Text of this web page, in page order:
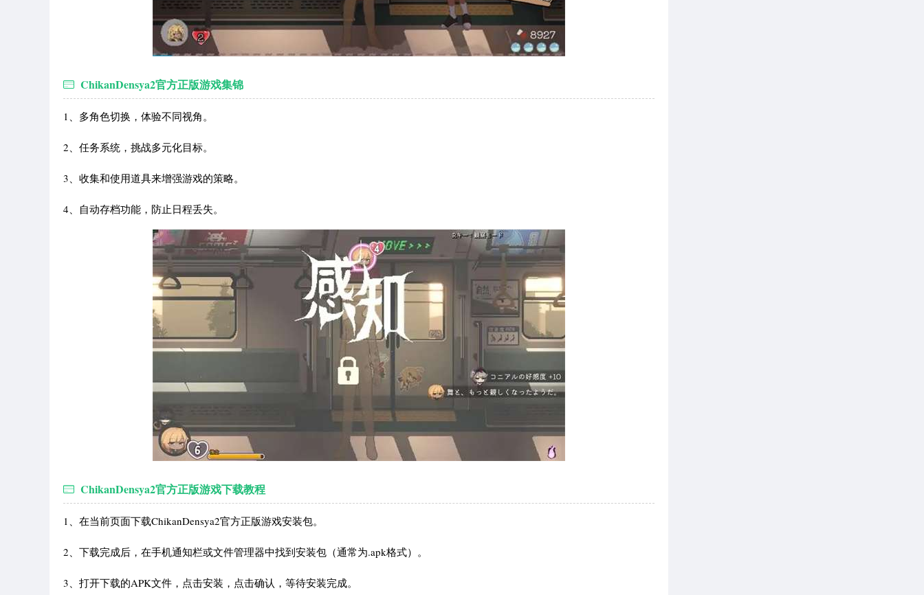
ChikanDensya2官方正版游戏集锦
1、多角色切换，体验不同视角。
2、任务系统，挑战多元化目标。
3、收集和使用道具来增强游戏的策略。
4、自动存档功能，防止日程丢失。
ChikanDensya2官方正版游戏下载教程
1、在当前页面下载ChikanDensya2官方正版游戏安装包。
2、下载完成后，在手机通知栏或文件管理器中找到安装包（通常为.apk格式）。
3、打开下载的APK文件，点击安装，点击确认，等待安装完成。